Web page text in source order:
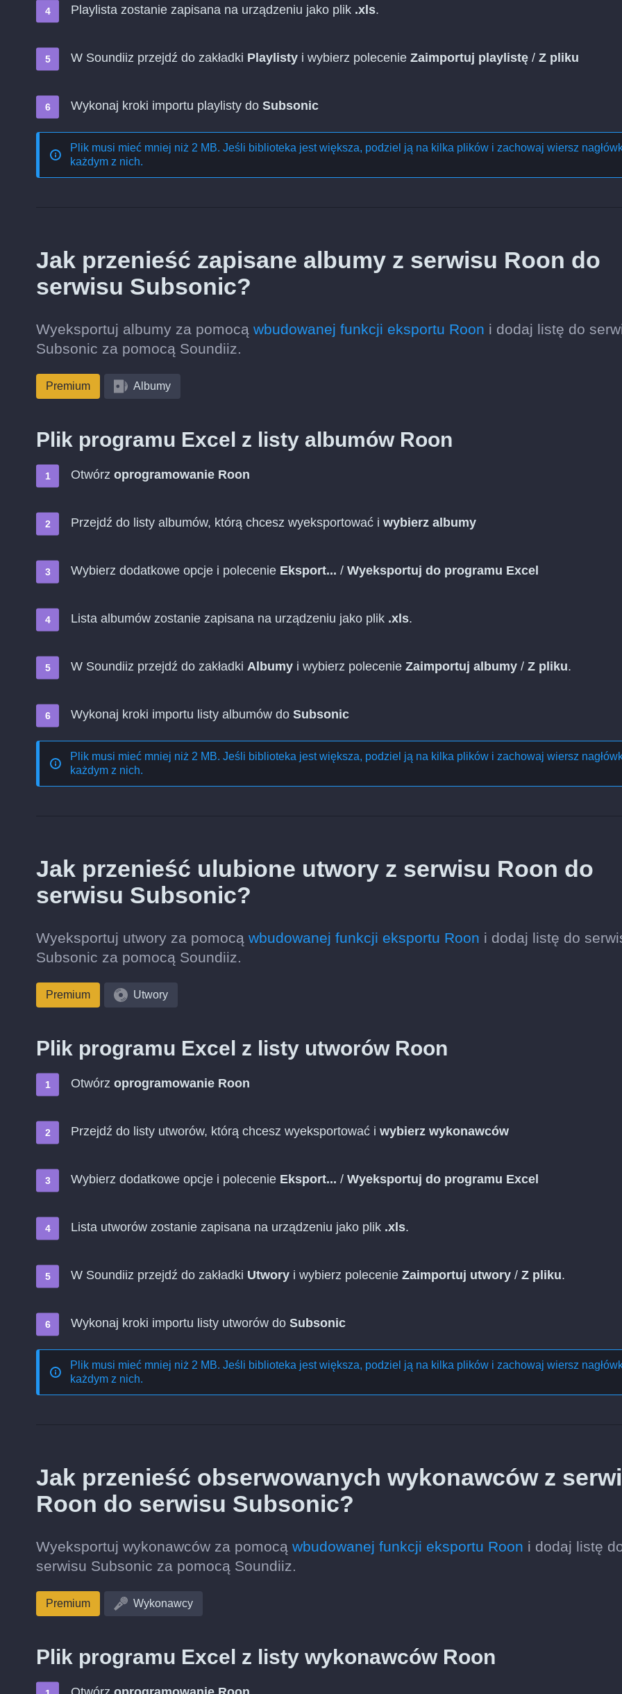
Playlista zostanie zapisana na urządzeniu jako plik .xls.
W Soundiiz przejdź do zakładki Playlisty i wybierz polecenie Zaimportuj playlistę / Z pliku
Wykonaj kroki importu playlisty do Subsonic
Plik musi mieć mniej niż 2 MB. Jeśli biblioteka jest większa, podziel ją na kilka plików i zachowaj wiersz
każdym z nich.
Jak przenieść zapisane albumy z serwisu Roon do
serwisu Subsonic?
Wyeksportuj albumy za pomocą wbudowanej funkcji eksportu Roon i dodaj listę do
Subsonic za pomocą Soundiiz.
Premium Albumy
Plik programu Excel z listy albumów Roon
Otwórz oprogramowanie Roon
Przejdź do listy albumów, którą chcesz wyeksportować i wybierz albumy
Wybierz dodatkowe opcje i polecenie Eksport... / Wyeksportuj do programu Excel
Lista albumów zostanie zapisana na urządzeniu jako plik .xls.
W Soundiiz przejdź do zakładki Albumy i wybierz polecenie Zaimportuj albumy / Z pliku.
Wykonaj kroki importu listy albumów do Subsonic
Plik musi mieć mniej niż 2 MB. Jeśli biblioteka jest większa, podziel ją na kilka plików i zachowaj wiersz
każdym z nich.
Jak przenieść ulubione utwory z serwisu Roon do
serwisu Subsonic?
Wyeksportuj utwory za pomocą wbudowanej funkcji eksportu Roon i dodaj listę do
Subsonic za pomocą Soundiiz.
Premium Utwory
Plik programu Excel z listy utworów Roon
Otwórz oprogramowanie Roon
Przejdź do listy utworów, którą chcesz wyeksportować i wybierz wykonawców
Wybierz dodatkowe opcje i polecenie Eksport... / Wyeksportuj do programu Excel
Lista utworów zostanie zapisana na urządzeniu jako plik .xls.
W Soundiiz przejdź do zakładki Utwory i wybierz polecenie Zaimportuj utwory / Z pliku.
Wykonaj kroki importu listy utworów do Subsonic
Plik musi mieć mniej niż 2 MB. Jeśli biblioteka jest większa, podziel ją na kilka plików i zachowaj wiersz
każdym z nich.
Jak przenieść obserwowanych wykonawców z
Roon do serwisu Subsonic?
Wyeksportuj wykonawców za pomocą wbudowanej funkcji eksportu Roon i dodaj listę
serwisu Subsonic za pomocą Soundiiz.
Premium Wykonawcy
Plik programu Excel z listy wykonawców Roon